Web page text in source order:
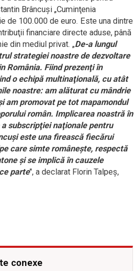
Brâncuşi „Cuminţenia
de 100.000 de euro. Este una dintre
financiare directe aduse, până
din mediul privat. „De-a lungul
strategiei noastre de dezvoltare
România. Fiind prezenţi în
o echipă multinaţională, cu atât
noastre: am alăturat cu mândrie
am promovat pe tot mapamondul
român. Implicarea noastră în
subscripţiei naţionale pentru
este una firească fiecărui
care simte româneşte, respectă
şi se implică în cauzele
parte", a declarat Florin Talpeş,
conexe